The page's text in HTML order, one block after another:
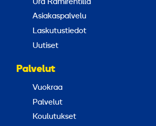
Ura Ramirentillä
Asiakaspalvelu
Laskutustiedot
Uutiset
Palvelut
Vuokraa
Palvelut
Koulutukset